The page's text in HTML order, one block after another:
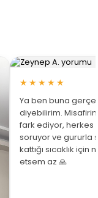
★★★★★
Ya ben buna
diyebilirim.
fark ediyor, herkes
soruyor ve gururla
kattığı sıcaklık
etsem az 🙏